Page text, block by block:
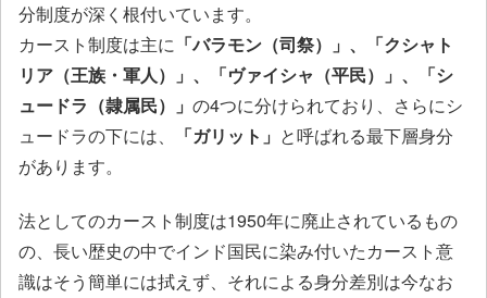
分制度が深く根付いています。
カースト制度は主に 「バラモン（司祭）」、「クシャト
リア（王族・軍人）」、「ヴァイシャ（平民）」、「シ
ュードラ（隷属民）」 の4つに分けられており、さらにシ
ュードラの下には、
「ガリット」 と呼ばれる最下層身分
があります。
法としてのカースト制度は1950年に廃止されているもの
の、長い歴史の中でインド国民に染み付いたカースト意
識はそう簡単には拭えず、それによる身分差別は今なお